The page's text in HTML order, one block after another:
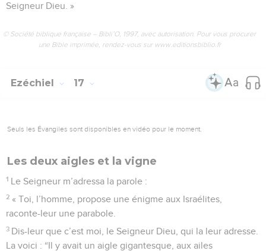
Seigneur Dieu. »
© Société biblique française – Bibli’O, 1997, avec autorisation. Pour vous procurer
une Bible imprimée, rendez-vous sur www.editionsbiblio.fr
Ezéchiel 17
Seuls les Évangiles sont disponibles en vidéo pour le moment.
Les deux aigles et la vigne
1 Le Seigneur m’adressa la parole :
2 « Toi, l’homme, propose une énigme aux Israélites,
raconte-leur une parabole.
3 Dis-leur que c’est moi, le Seigneur Dieu, qui la leur adresse.
La voici : “Il y avait un aigle gigantesque, aux ailes